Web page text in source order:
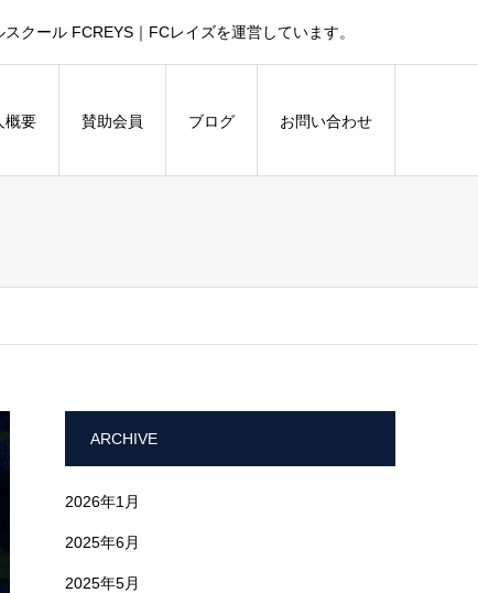
クール FCREYS｜FCレイズを運営しています。
概要 賛助会員 ブログ お問い合わせ
ARCHIVE
2026年1月
2025年6月
2025年5月